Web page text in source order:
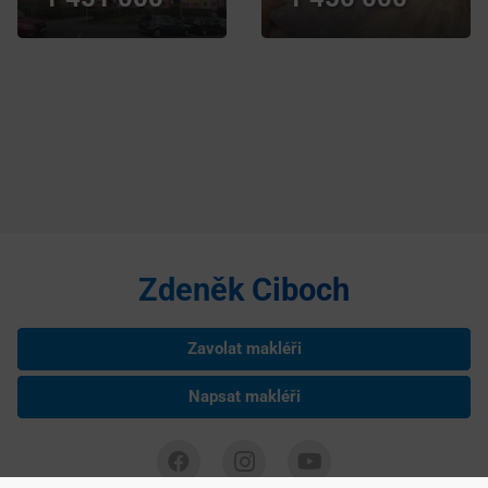
Zdeněk Ciboch
Zavolat makléři
Napsat makléři